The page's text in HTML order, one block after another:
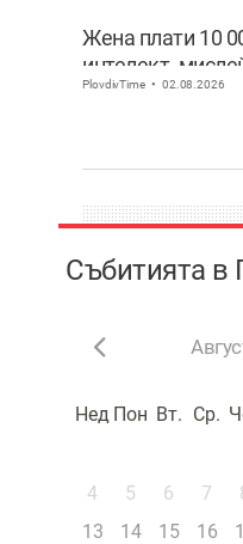
Жена плати 10
интелект,
ВИДЕО
PlovdivTime 02.08.2026
Събитията в
Нед Пон Вт. Ср.
4
5 6 7
13
14 15 16